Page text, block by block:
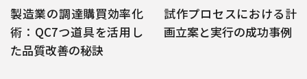
製造業の調達購買効率化
術：QC7つ道具を活用し
た品質改善の秘訣
試作プロセスにおける計
画立案と実行の成功事例